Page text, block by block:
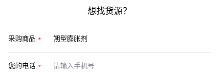
想找货源？
采购商品
您的电话